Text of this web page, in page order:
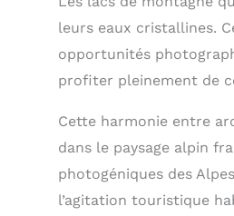
leurs eaux cristallines.
opportunités
profiter pleinement de
Cette harmonie entre
dans le paysage alpin
photogéniques des
l’agitation touristique